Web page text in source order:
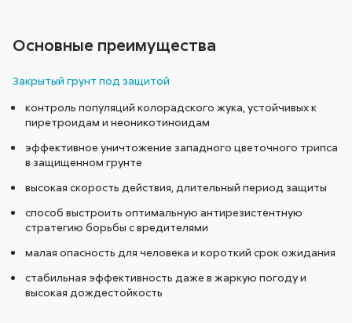
Основные преимущества
Закрытый грунт под защитой
контроль популяций колорадского жука, устойчивых к
пиретроидам и неоникотиноидам
эффективное уничтожение западного цветочного трипса
в защищенном грунте
высокая скорость действия, длительный период защиты
способ выстроить оптимальную антирезистентную
стратегию борьбы с вредителями
малая опасность для человека и короткий срок ожидания
стабильная эффективность даже в жаркую погоду и
высокая дождестойкость